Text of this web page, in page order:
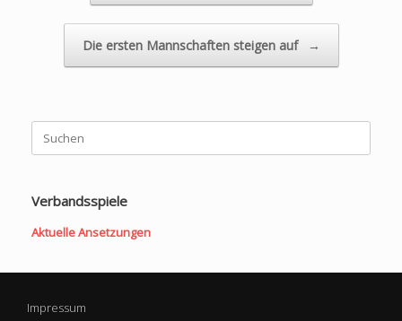
Die ersten Mannschaften steigen auf →
Suchen
nach:
Verbandsspiele
Aktuelle Ansetzungen
Impressum